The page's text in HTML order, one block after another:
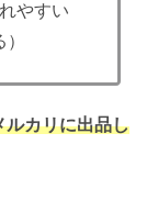
やすい
ルカリに出品し